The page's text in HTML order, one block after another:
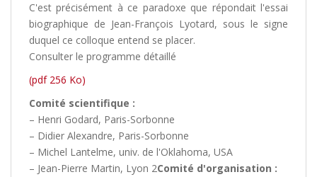
C'est précisément à ce paradoxe que répondait l'essai
biographique de Jean-François Lyotard, sous le signe
duquel ce colloque entend se placer.
Consulter le programme détaillé
(pdf 256 Ko)
Comité scientifique :
– Henri Godard, Paris-Sorbonne
– Didier Alexandre, Paris-Sorbonne
– Michel Lantelme, univ. de l'Oklahoma, USA
– Jean-Pierre Martin, Lyon 2Comité d'organisation :